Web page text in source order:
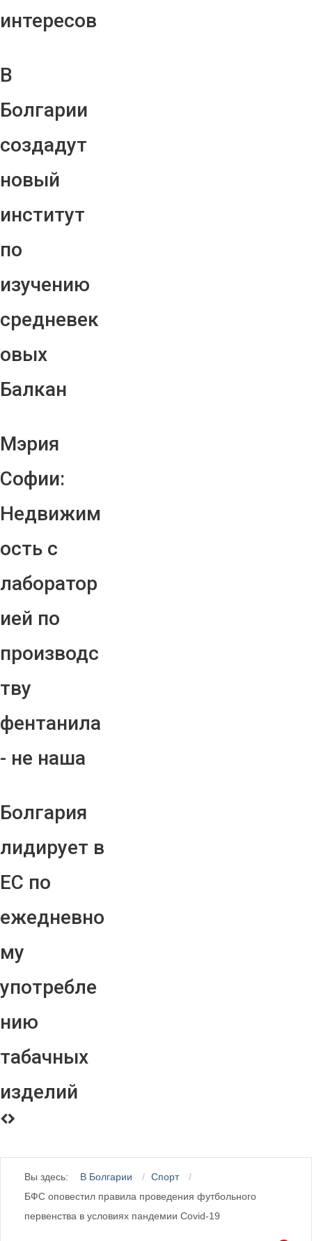
интересов
В
Болгарии
создадут
новый
институт
по
изучению
средневек
овых
Балкан
Мэрия
Софии:
Недвижим
ость с
лаборатор
ией по
производс
тву
фентанила
- не наша
Болгария
лидирует в
ЕС по
ежедневно
му
употребле
нию
табачных
изделий
Вы здесь: В Болгарии
Спорт
БФС оповестил правила проведения футбольного
первенства в условиях пандемии Covid-19